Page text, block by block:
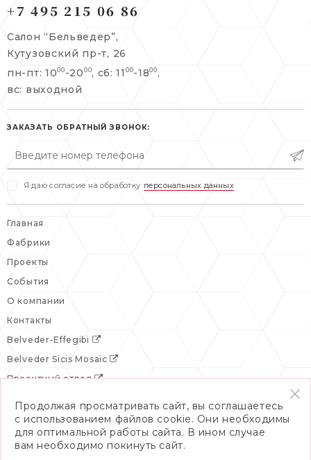
info@belveder-e.ru
пн-пт: 10:00-20:00
сб, вс: выходной
Берсеневский переулок, 3/10с7
+7 495 477 45 43
info@belveder-e.ru
пн-пт: 10:00-19:00
сб: выходной
+7 495 215 06 86
Салон “Бельведер”,
Кутузовский пр-т, 26
пн-пт: 1000 -20 00, сб: 11 00-1800 ,
вс: выходной
ЗАКАЗАТЬ ОБРАТНЫЙ ЗВОНОК:
Я даю согласие на обработку персональных данных
Главная
Фабрики
Проекты
События
О компании
Контакты
Belveder-Effegibi
Belveder Sicis Mosaic
Проектный отдел
Продолжая просматривать сайт, вы соглашаетесь
с использованием файлов cookie. Они необходимы
для оптимальной работы сайта. В ином случае
вам необходимо покинуть сайт.